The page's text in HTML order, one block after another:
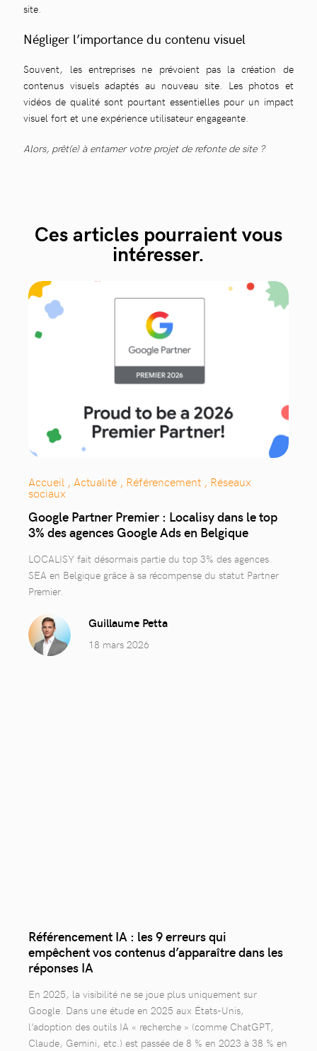
site.
Négliger l’importance du contenu visuel
Souvent, les entreprises ne prévoient pas la création de
contenus visuels adaptés au nouveau site. Les photos et
vidéos de qualité sont pourtant essentielles pour un impact
visuel fort et une expérience utilisateur engageante.
Alors, prêt(e) à entamer votre projet de refonte de site ?
Ces articles pourraient vous
intéresser.
Accueil , Actualité , Référencement , Réseaux
sociaux
Google Partner Premier : Localisy dans le top
3% des agences Google Ads en Belgique
LOCALISY fait désormais partie du top 3% des agences
SEA en Belgique grâce à sa récompense du statut Partner
Premier.
Guillaume Petta
18 mars 2026
Référencement IA : les 9 erreurs qui
empêchent vos contenus d’apparaître dans les
réponses IA
En 2025, la visibilité ne se joue plus uniquement sur
Google. Dans une étude en 2025 aux États-Unis,
l’adoption des outils IA « recherche » (comme ChatGPT,
Claude, Gemini, etc.) est passée de 8 % en 2023 à 38 % en